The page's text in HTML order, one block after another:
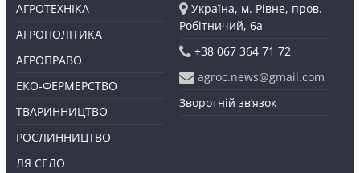
АГРОТЕХНІКА
АГРОПОЛІТИКА
АГРОПРАВО
ЕКО-ФЕРМЕРСТВО
ТВАРИННИЦТВО
РОСЛИННИЦТВО
ЛЯ СЕЛО
Україна, м. Рівне, пров.
Робітничий, 6а
+38 067 364 71 72
agroc.news@gmail.com
Зворотній зв’язок